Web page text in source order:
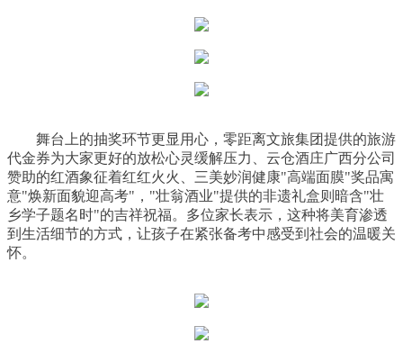
舞台上的抽奖环节更显用心，零距离文旅集团提供的旅游
代金券为大家更好的放松心灵缓解压力、云仓酒庄广西分公司
赞助的红酒象征着红红火火、三美妙润健康"高端面膜"奖品寓
意"焕新面貌迎高考"，"壮翁酒业"提供的非遗礼盒则暗含"壮
乡学子题名时"的吉祥祝福。多位家长表示，这种将美育渗透
到生活细节的方式，让孩子在紧张备考中感受到社会的温暖关
怀。